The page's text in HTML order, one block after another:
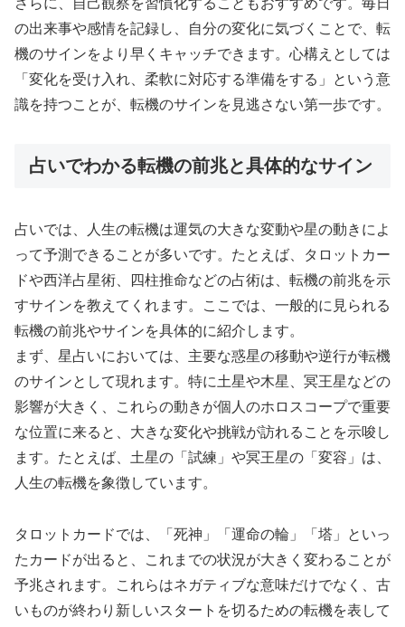
さらに、自己観察を習慣化することもおすすめです。毎日
の出来事や感情を記録し、自分の変化に気づくことで、転
機のサインをより早くキャッチできます。心構えとしては
「変化を受け入れ、柔軟に対応する準備をする」という意
識を持つことが、転機のサインを見逃さない第一歩です。
占いでわかる転機の前兆と具体的なサイン
占いでは、人生の転機は運気の大きな変動や星の動きによ
って予測できることが多いです。たとえば、タロットカー
ドや西洋占星術、四柱推命などの占術は、転機の前兆を示
すサインを教えてくれます。ここでは、一般的に見られる
転機の前兆やサインを具体的に紹介します。
まず、星占いにおいては、主要な惑星の移動や逆行が転機
のサインとして現れます。特に土星や木星、冥王星などの
影響が大きく、これらの動きが個人のホロスコープで重要
な位置に来ると、大きな変化や挑戦が訪れることを示唆し
ます。たとえば、土星の「試練」や冥王星の「変容」は、
人生の転機を象徴しています。
タロットカードでは、「死神」「運命の輪」「塔」といっ
たカードが出ると、これまでの状況が大きく変わることが
予兆されます。これらはネガティブな意味だけでなく、古
いものが終わり新しいスタートを切るための転機を表して